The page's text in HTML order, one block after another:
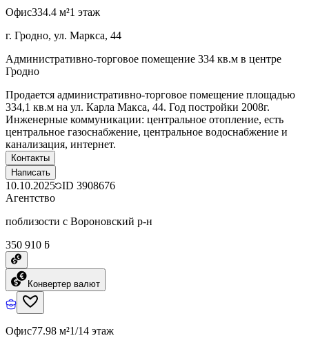
Офис334.4 м²1 этаж
г. Гродно, ул. Маркса, 44
Административно-торговое помещение 334 кв.м в центре
Гродно
Продается административно-торговое помещение площадью
334,1 кв.м на ул. Карла Макса, 44. Год постройки 2008г.
Инженерные коммуникации: центральное отопление, есть
центральное газоснабжение, центральное водоснабжение и
канализация, интернет.
Контакты
Написать
10.10.2025 ID 3908676
Агентство
поблизости с Вороновский р-н
350 910 ƃ
Конвертер валют
Офис77.98 м²1/14 этаж